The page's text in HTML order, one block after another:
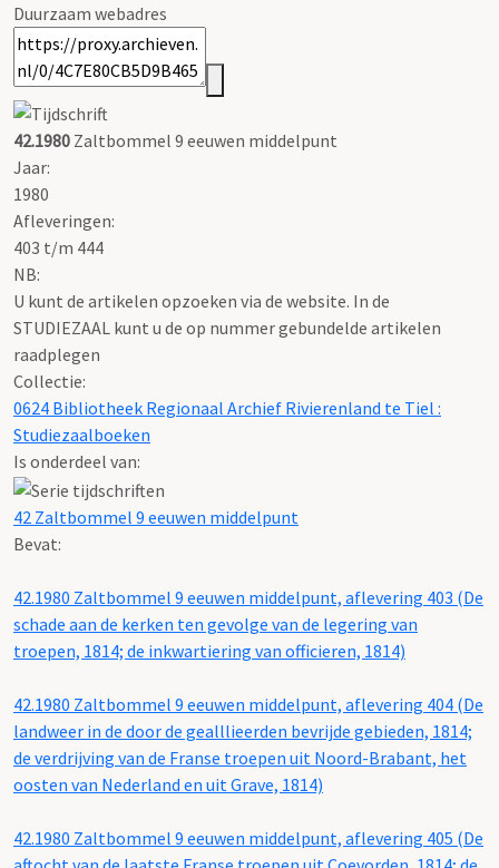
Duurzaam webadres
42.1980 Zaltbommel 9 eeuwen middelpunt
Jaar:
1980
Afleveringen:
403 t/m 444
NB:
U kunt de artikelen opzoeken via de website. In de
STUDIEZAAL kunt u de op nummer gebundelde artikelen
raadplegen
Collectie:
0624 Bibliotheek Regionaal Archief Rivierenland te Tiel :
Studiezaalboeken
Is onderdeel van:
42 Zaltbommel 9 eeuwen middelpunt
Bevat:
42.1980 Zaltbommel 9 eeuwen middelpunt, aflevering 403 (De
schade aan de kerken ten gevolge van de legering van
troepen, 1814; de inkwartiering van officieren, 1814)
42.1980 Zaltbommel 9 eeuwen middelpunt, aflevering 404 (De
landweer in de door de gealllieerden bevrijde gebieden, 1814;
de verdrijving van de Franse troepen uit Noord-Brabant, het
oosten van Nederland en uit Grave, 1814)
42.1980 Zaltbommel 9 eeuwen middelpunt, aflevering 405 (De